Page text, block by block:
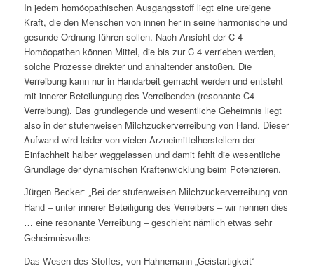
In jedem homöopathischen Ausgangsstoff liegt eine ureigene
Kraft, die den Menschen von innen her in seine harmonische und
gesunde Ordnung führen sollen. Nach Ansicht der C 4-
Homöopathen können Mittel, die bis zur C 4 verrieben werden,
solche Prozesse direkter und anhaltender anstoßen. Die
Verreibung kann nur in Handarbeit gemacht werden und entsteht
mit innerer Beteilungung des Verreibenden (resonante C4-
Verreibung). Das grundlegende und wesentliche Geheimnis liegt
also in der stufenweisen Milchzuckerverreibung von Hand. Dieser
Aufwand wird leider von vielen Arzneimittelherstellern der
Einfachheit halber weggelassen und damit fehlt die wesentliche
Grundlage der dynamischen Kraftenwicklung beim Potenzieren.
Jürgen Becker: „Bei der stufenweisen Milchzuckerverreibung von
Hand – unter innerer Beteiligung des Verreibers – wir nennen dies
… eine resonante Verreibung – geschieht nämlich etwas sehr
Geheimnisvolles:
Das Wesen des Stoffes, von Hahnemann „Geistartigkeit“